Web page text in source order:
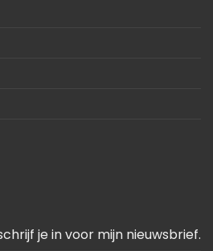
je in voor mijn nieuwsbrief.